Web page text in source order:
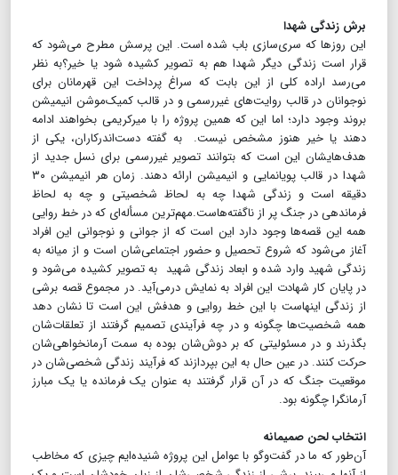
برش زندگی شهدا
این روزها که سری‌سازی باب شده است. این پرسش مطرح می‌شود که
قرار است زندگی دیگر شهدا هم به تصویر کشیده شود یا خیر؟به نظر
می‌رسد اراده کلی از این بابت که سراغ پرداخت این قهرمانان برای
نوجوانان در قالب روایت‌های غیررسمی و در قالب کمیک‌موشن انیمیشن
بروند وجود دارد؛ اما این که همین پروژه را با میرکریمی بخواهند ادامه
دهند یا خیر هنوز مشخص نیست. به گفته دست‌اندرکاران، یکی از
هدف‌هایشان این است که بتوانند تصویر غیررسمی برای نسل جدید از
شهدا در قالب پویانمایی و انیمیشن ارائه دهند. زمان هر انیمیشن ۳۰
دقیقه است و زندگی شهدا چه به لحاظ شخصیتی و چه به لحاظ
فرماندهی در جنگ پر از ناگفته‌هاست.مهم‌ترین مسأله‌ای که در خط روایی
همه این قصه‌ها وجود دارد این است که از جوانی و نوجوانی این افراد
آغاز می‌شود که شروع تحصیل و حضور اجتماعی‌شان است و از میانه به
زندگی شهید وارد شده و ابعاد زندگی شهید به تصویر کشیده می‌شود و
در پایان کار شهادت‌ این افراد به نمایش درمی‌آید. در مجموع قصه برشی
از زندگی اینهاست با این خط روایی و هدفش این است تا نشان دهد
همه شخصیت‌ها چگونه و در چه فرآیندی تصمیم گرفتند از تعلقات‌شان
بگذرند و در مسئولیتی که بر دوش‌شان بوده به سمت آرمانخواهی‌شان
حرکت کنند. در عین حال به این بپردازند که فرآیند زندگی شخصی‌شان در
موقعیت جنگ که در آن قرار گرفتند به عنوان یک فرمانده یا یک مبارز
آرمانگرا چگونه بود.
انتخاب لحن صمیمانه
آن‌طور که ما در گفت‌وگو با عوامل این پروژه شنیده‌ایم چیزی که مخاطب